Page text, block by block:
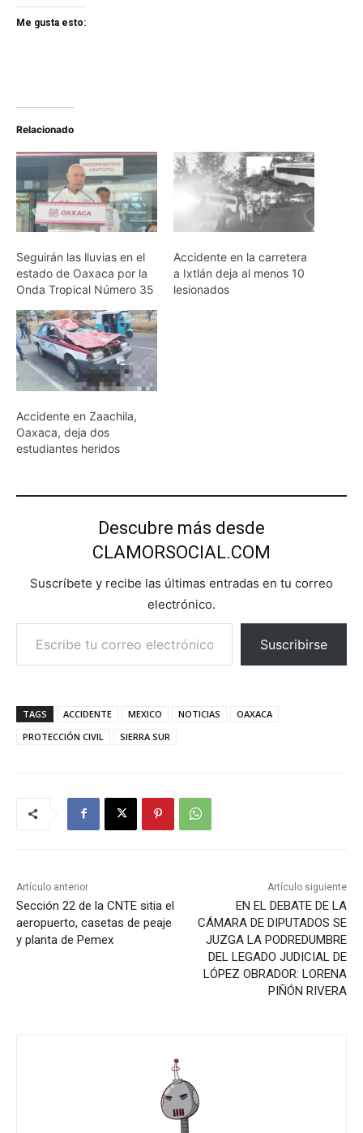
Me gusta esto:
Relacionado
Seguirán las lluvias en el
estado de Oaxaca por la
Onda Tropical Número 35
Accidente en la carretera
a Ixtlán deja al menos 10
lesionados
Accidente en Zaachila,
Oaxaca, deja dos
estudiantes heridos
Descubre más desde
CLAMORSOCIAL.COM
Suscríbete y recibe las últimas entradas en tu correo
electrónico.
Escribe tu correo electrónico…
Suscribirse
TAGS ACCIDENTE MEXICO NOTICIAS
OAXACA
PROTECCIÓN CIVIL
SIERRA SUR
Artículo anterior
Sección 22 de la CNTE sitia el
aeropuerto, casetas de peaje
y planta de Pemex
Artículo siguiente
EN EL DEBATE DE LA
CÁMARA DE DIPUTADOS SE
JUZGA LA PODREDUMBRE
DEL LEGADO JUDICIAL DE
LÓPEZ OBRADOR: LORENA
PIÑÓN RIVERA